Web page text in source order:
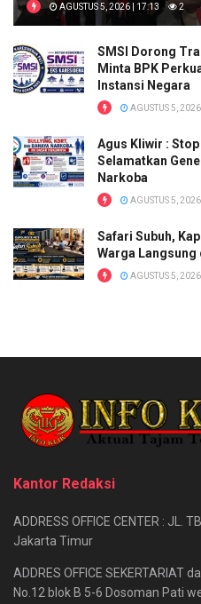
AGUSTUS 5, 2026 | 17:13 2
SMSI Dorong
Minta BPK
Instansi Negara
AGUSTUS 5,
Agus Kliwir :
Selamatkan
Narkoba
AGUSTUS 5,
Safari Subuh,
Warga Langsung
AGUSTUS 5,
Kantor Redaksi
ADDRESS OFFICE CENTER : JL.
Jakarta Timur
ADDRES OFFICE SEKERTARIAT
No.12 blok B 5-6 Dosoman Pati